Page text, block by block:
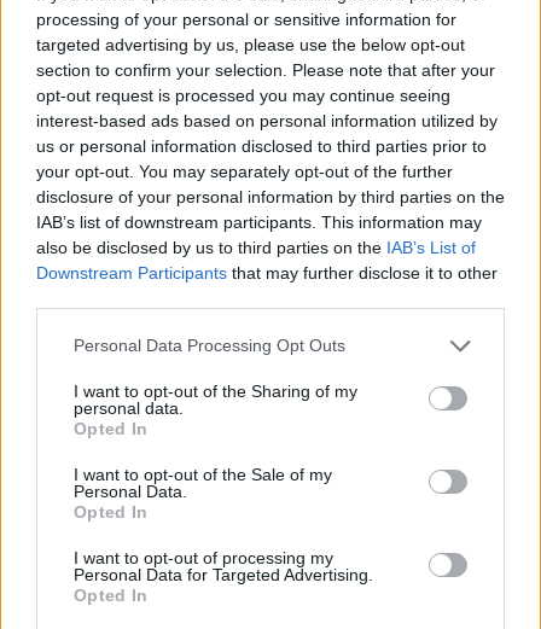
processing of your personal or sensitive information for
targeted advertising by us, please use the below opt-out
section to confirm your selection. Please note that after your
opt-out request is processed you may continue seeing
interest-based ads based on personal information utilized by
us or personal information disclosed to third parties prior to
your opt-out. You may separately opt-out of the further
disclosure of your personal information by third parties on the
IAB’s list of downstream participants. This information may
also be disclosed by us to third parties on the IAB’s List of
Downstream Participants that may further disclose it to other
Personal Data Processing Opt Outs
I want to opt-out of the Sharing of my
personal data.
Opted In
I want to opt-out of the Sale of my
Personal Data.
Opted In
I want to opt-out of processing my
Personal Data for Targeted Advertising.
Opted In
Amor Del Arte Galéria-
Aukciósház
Cím: Ráduly Zoltán
Amor Del Arte Kft.
Sopron
06202391066
9400
Telefon: 06202391066
Weboldal:
tevékenység, mely kapcsolatban áll a festmények és műtárgyak
értékbecslésével és online aukciók szervezésével és
lebonyolításával. A weboldalon elérhetőek a cég által kínált
számára lehetőség nyílik egy regisztráció után, hogy részt
vegyen a cég online aukcióin.
GALÉRIA TOVÁBBI MŰTÁRGYAI